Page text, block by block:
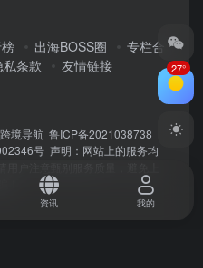
出海BOSS圈
专栏合
私条款 友情链接
境导航 鲁ICP备2021038738
号 声明：网站上的服务均
27°
资讯 我的